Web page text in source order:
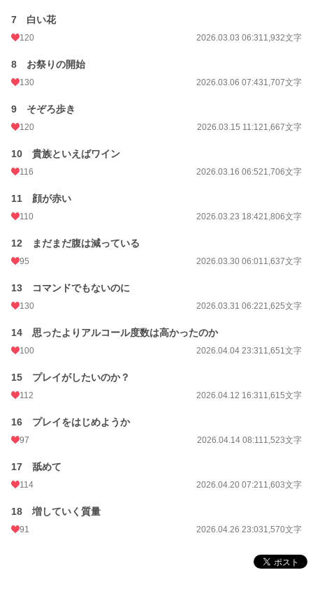
7 白い花
120 2026.03.03 06:311,932文字
8 お祭りの開始
130 2026.03.06 07:431,707文字
9 そぞろ歩き
120 2026.03.15 11:121,667文字
10 貴族といえばワイン
116 2026.03.16 06:521,706文字
11 顔が赤い
110 2026.03.23 18:421,806文字
12 まだまだ腹は減っている
95 2026.03.30 06:011,637文字
13 コマンドでもないのに
130 2026.03.31 06:221,625文字
14 思ったよりアルコール度数は高かったのか
100 2026.04.04 23:311,651文字
15 プレイがしたいのか？
112 2026.04.12 16:311,615文字
16 プレイをはじめようか
97 2026.04.14 08:111,523文字
17 舐めて
114 2026.04.20 07:211,603文字
18 増していく質量
91 2026.04.26 23:031,570文字